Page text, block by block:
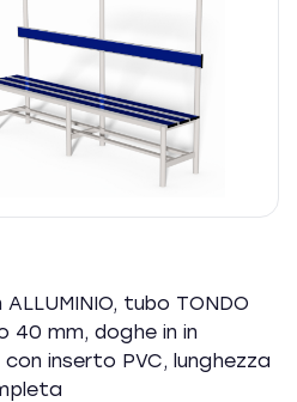
ALLUMINIO, tubo TONDO
40 mm, doghe in in
con inserto PVC, lunghezza